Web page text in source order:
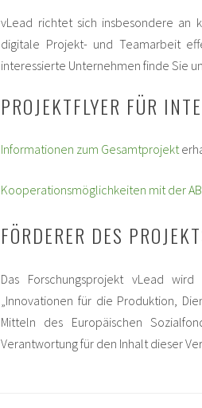
vLead richtet sich insbesondere an
digitale Projekt- und Teamarbeit
interessierte Unternehmen finde Sie
PROJEKTFLYER FÜR
Informationen zum Gesamtprojekt
Kooperationsmöglichkeiten mit der
FÖRDERER DES
Das Forschungsprojekt vLead
„Innovationen für die Produktion,
Mitteln des Europäischen
Verantwortung für den Inhalt dieser